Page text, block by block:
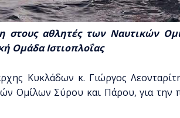
στους αθλητές των Ναυτικών
Ομάδα Ιστιοπλοΐας
Κυκλάδων κ. Γιώργος
Ομίλων Σύρου και Πάρου, για την